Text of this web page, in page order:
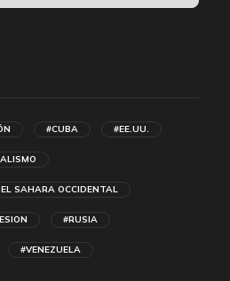
#CUBA #EE.UU.
SAHARA OCCIDENTAL
#RUSIA
#VENEZUELA